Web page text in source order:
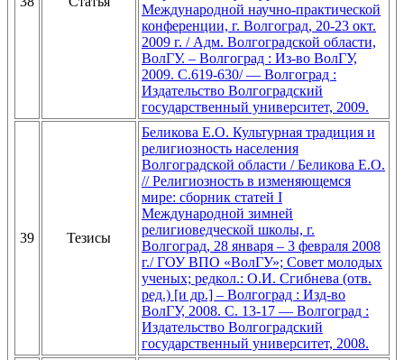
Международной научно-практической
конференции, г. Волгоград, 20-23 окт.
2009 г. / Адм. Волгоградской области,
ВолГУ. – Волгоград : Из-во ВолГУ,
2009. C.619-630/ — Волгоград :
Издательство Волгоградский
государственный университет, 2009.
39 Тезисы
Беликова Е.О. Культурная традиция и
религиозность населения
Волгоградской области / Беликова Е.О.
// Религиозность в изменяющемся
мире: сборник статей I
Международной зимней
религиоведческой школы, г.
Волгоград, 28 января – 3 февраля 2008
г./ ГОУ ВПО «ВолГУ»; Совет молодых
ученых; редкол.: О.И. Сгибнева (отв.
ред.) [и др.] – Волгоград : Изд-во
ВолГУ, 2008. С. 13-17 — Волгоград :
Издательство Волгоградский
государственный университет, 2008.